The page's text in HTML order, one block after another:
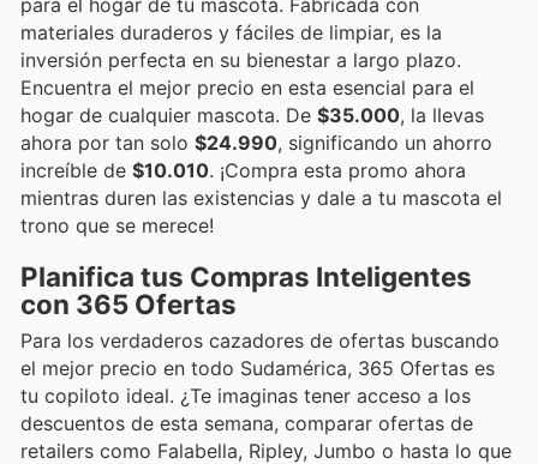
materiales duraderos y fáciles de limpiar, es la
inversión perfecta en su bienestar a largo plazo.
Encuentra el mejor precio en esta esencial para el
hogar de cualquier mascota. De $35.000, la llevas
ahora por tan solo $24.990, significando un ahorro
increíble de $10.010. ¡Compra esta promo ahora
mientras duren las existencias y dale a tu mascota el
trono que se merece!
Planifica tus Compras Inteligentes
con 365 Ofertas
Para los verdaderos cazadores de ofertas buscando
el mejor precio en todo Sudamérica, 365 Ofertas es
tu copiloto ideal. ¿Te imaginas tener acceso a los
descuentos de esta semana, comparar ofertas de
retailers como Falabella, Ripley, Jumbo o hasta lo que